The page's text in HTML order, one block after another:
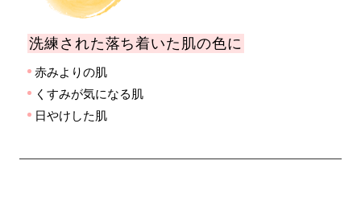
洗練された落ち着いた肌の色に
赤みよりの肌
くすみが気になる肌
日やけした肌